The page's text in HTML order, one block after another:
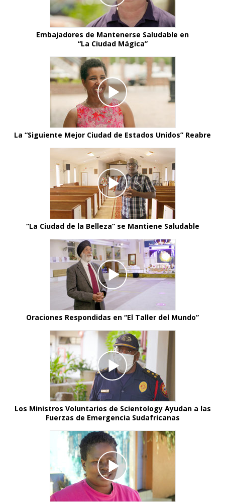
Embajadores de Mantenerse Saludable en
“La Ciudad Mágica”
La “Siguiente Mejor Ciudad de Estados Unidos” Reabre
“La Ciudad de la Belleza” se Mantiene Saludable
Oraciones Respondidas en “El Taller del Mundo”
Los Ministros Voluntarios de Scientology Ayudan a las
Fuerzas de Emergencia Sudafricanas